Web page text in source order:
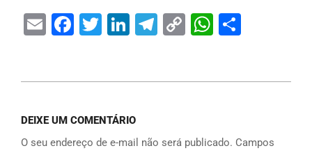
EmailFacebook
Twitter
LinkedIn
Telegram
Copy
DEIXE UM COMENTÁRIO
O seu endereço de e-mail não será publicado. Campos